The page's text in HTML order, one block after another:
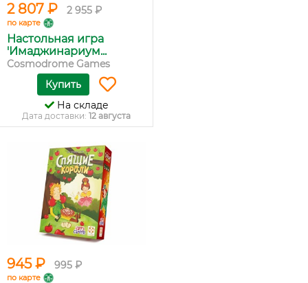
2 807 ₽ 2 955 ₽
по карте
Настольная игра
'Имаджинариум...
Cosmodrome Games
Купить
На складе
Дата доставки: 12 августа
945 ₽ 995 ₽
по карте